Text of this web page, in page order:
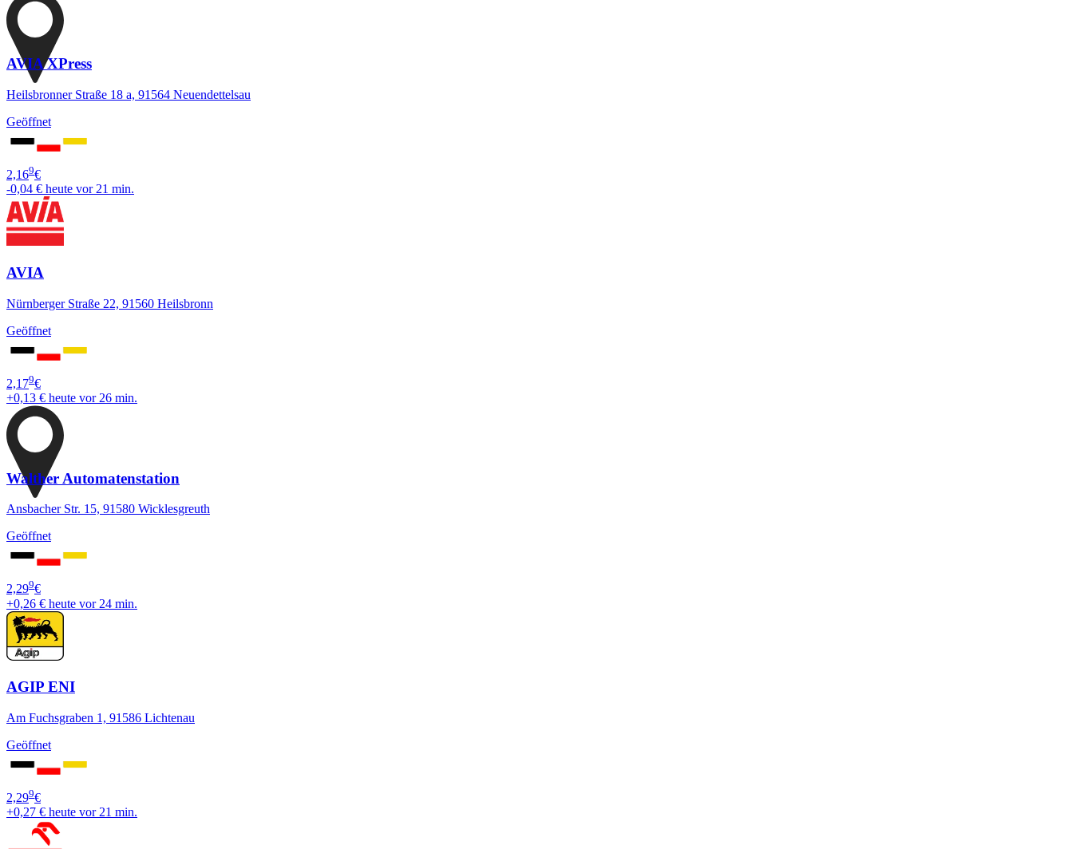
AVIA XPress
Heilsbronner Straße 18 a, 91564 Neuendettelsau
Geöffnet
2,169€
-0,04 € heute vor 21 min.
AVIA
Nürnberger Straße 22, 91560 Heilsbronn
Geöffnet
2,179€
+0,13 € heute vor 26 min.
Walther Automatenstation
Ansbacher Str. 15, 91580 Wicklesgreuth
Geöffnet
2,299€
+0,26 € heute vor 24 min.
AGIP ENI
Am Fuchsgraben 1, 91586 Lichtenau
Geöffnet
2,299€
+0,27 € heute vor 21 min.